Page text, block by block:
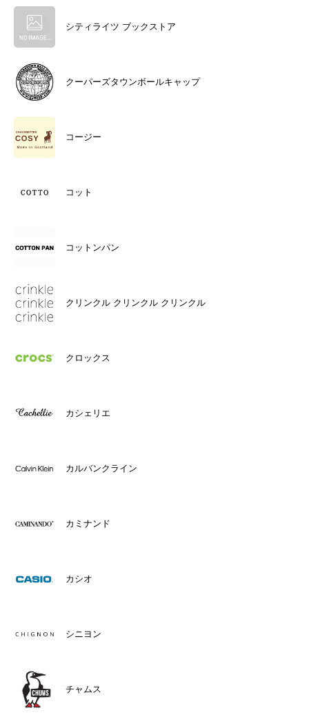
シティライツ ブックストア
クーパーズタウンボールキャップ
コージー
コット
コットンパン
クリンクル クリンクル クリンクル
クロックス
カシェリエ
カルバンクライン
カミナンド
カシオ
シニヨン
チャムス